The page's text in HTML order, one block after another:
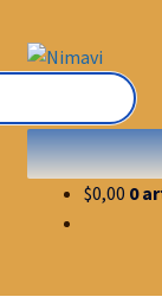
$0,00 0